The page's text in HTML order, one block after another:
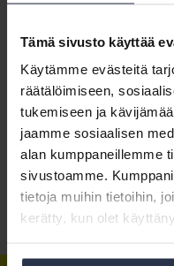
Tämä sivusto käyttää
Käytämme evästeitä
räätälöimiseen,
tukemiseen ja
jaamme sosiaalisen
alan kumppaneillemme
sivustoamme.
tietoja muihin tietoihin,
kerätty, kun olet
Tämä